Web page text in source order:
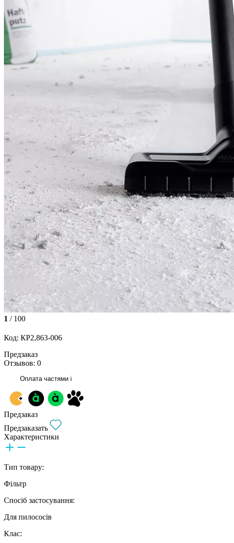
1 / 100
Код: КР2,863-006
Предзаказ
Отзывов: 0
Оплата частями i
Предзаказ
Предзаказать
Характеристики
Тип товару:
Фільтр
Спосіб застосування:
Для пилососів
Клас: